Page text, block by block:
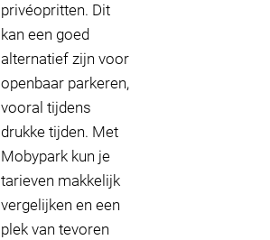
privéopritten. Dit
kan een goed
alternatief zijn voor
openbaar parkeren,
vooral tijdens
drukke tijden. Met
Mobypark kun je
tarieven makkelijk
vergelijken en een
plek van tevoren